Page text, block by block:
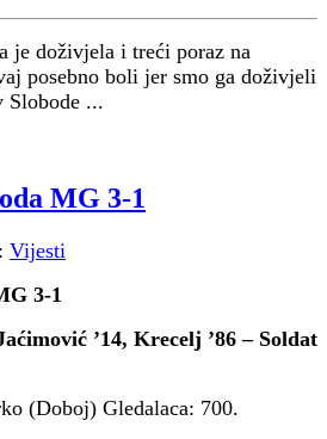
je doživjela i treći poraz na
posebno boli jer smo ga doživjeli
Slobode ...
MG 3-1
Vijesti
3-1
’14, Krecelj ’86 – Soldat
(Doboj) Gledalaca: 700.